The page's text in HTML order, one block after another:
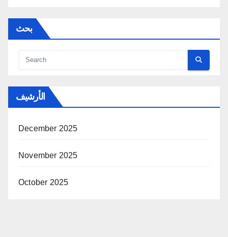
بحث
الأرشيف
December 2025
November 2025
October 2025